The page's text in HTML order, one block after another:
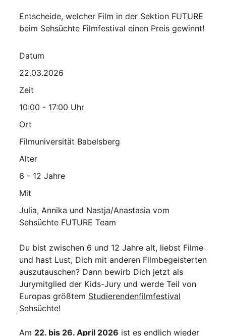
Entscheide, welcher Film in der Sektion FUTURE
beim Sehsüchte Filmfestival einen Preis gewinnt!
Datum
22.03.2026
Zeit
10:00 - 17:00 Uhr
Ort
Filmuniversität Babelsberg
Alter
6 - 12 Jahre
Mit
Julia, Annika und Nastja/Anastasia vom
Sehsüchte FUTURE Team
Du bist zwischen 6 und 12 Jahre alt, liebst Filme
und hast Lust, Dich mit anderen Filmbegeisterten
auszutauschen? Dann bewirb Dich jetzt als
Jurymitglied der Kids-Jury und werde Teil von
Europas größtem Studierendenfilmfestival
Sehsüchte!
Am 22. bis 26. April 2026 ist es endlich wieder